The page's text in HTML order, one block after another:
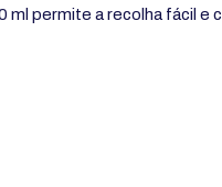
ml permite a recolha fácil e